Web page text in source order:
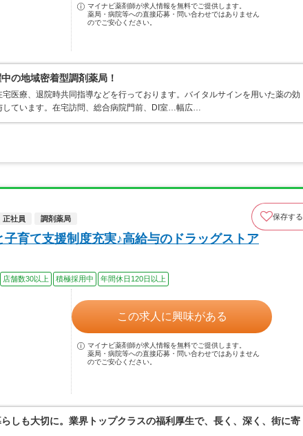
マイナビ薬剤師が求人情報を無料でご提供します。
薬局・病院等への直接応募・問い合わせではありません
のでご安心ください。
の地域密着型調剤薬局！
医療、退院時共同指導などを行っております。バイタルサインを用いた薬の効
しています。在宅訪問、総合病院門前、DI室…幅広…
正社員 調剤薬局 保存する
子育て支援制度充実♪高給与のドラッグストア
店舗数30以上 積極採用中 年間休日120日以上
この求人に興味がある
マイナビ薬剤師が求人情報を無料でご提供します。
薬局・病院等への直接応募・問い合わせではありません
のでご安心ください。
しも大切に。業界トップクラスの福利厚生で、長く、深く、街に寄